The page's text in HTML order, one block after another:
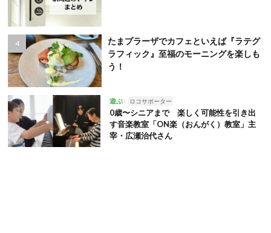
たまプラーザでカフェといえば『ラテグ
ラフィック』至福のモーニングを楽しも
う！
遊ぶ ロコサポーター
0歳〜シニアまで 楽しく可能性を引き出
す音楽教室「ON楽（おんがく）教室」主
宰・広瀬治代さん